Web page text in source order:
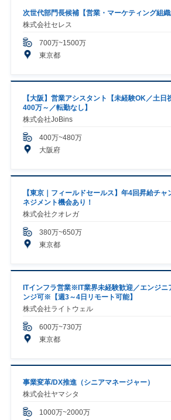
次世代部門長候補【営業・マーケティング組織
株式会社セレス
700万~1500万
東京都
【大阪】営業アシスタント【未経験OK／土
400万～／転勤なし】
株式会社JoBins
400万~480万
大阪府
【東京｜フィールドセールス】年4回昇給チ
ネジメント機会あり！
株式会社クオレガ
380万~650万
東京都
ITインフラ営業※IT業界未経験歓迎／エンジニ
ンジ可※【週3～4日リモート可能】
株式会社ライトウェル
600万~730万
東京都
事業変革/DX推進（シニアマネージャー）
株式会社ヤマシタ
1000万~2000万